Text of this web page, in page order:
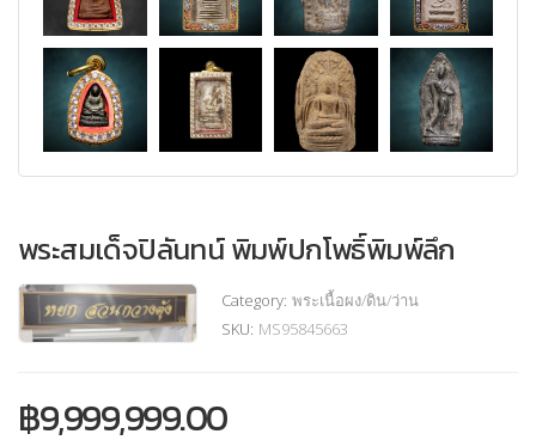
พระสมเด็จปิลันทน์ พิมพ์ปกโพธิ์พิมพ์ลึก
Category: พระเนื้อผง/ดิน/ว่าน
SKU: MS95845663
฿9,999,999.00